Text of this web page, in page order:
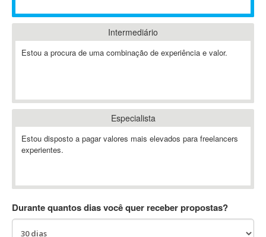
ABAP
Abaqus
ABBYY FineReader
Ableton
Ableton Push
Abstract
AC3
Intermediário
Estou a procura de uma combinação de experiência e valor.
Especialista
Estou disposto a pagar valores mais elevados para freelancers
experientes.
Durante quantos dias você quer receber propostas?